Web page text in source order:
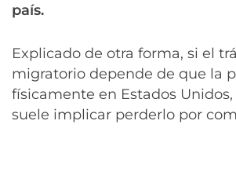
país.
Explicado de otra forma, si el
migratorio depende de que la
físicamente en Estados
suele implicar perderlo por